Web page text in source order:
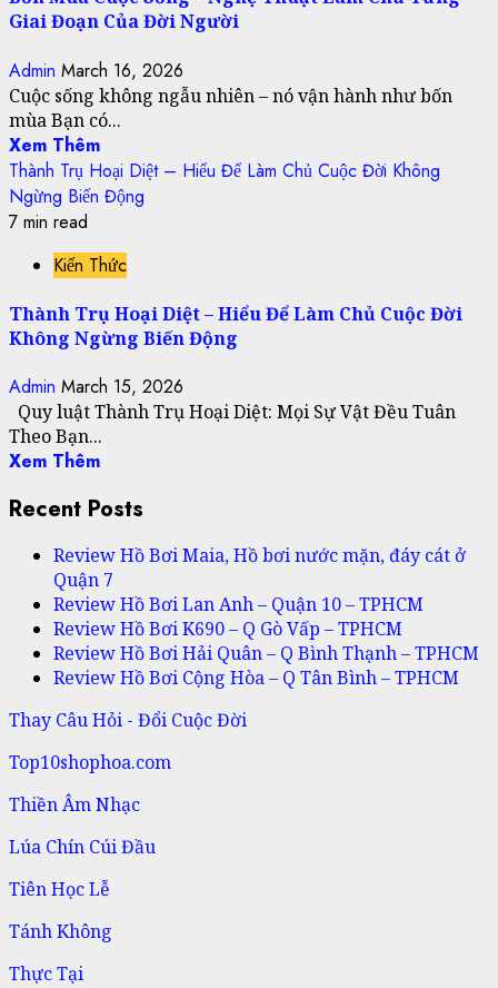
Giai Đoạn Của Đời Người
Admin March 16, 2026
Cuộc sống không ngẫu nhiên – nó vận hành như bốn
mùa Bạn có...
Xem Thêm
Thành Trụ Hoại Diệt – Hiểu Để Làm Chủ Cuộc Đời Không
Ngừng Biến Động
7 min read
Kiến Thức
Thành Trụ Hoại Diệt – Hiểu Để Làm Chủ Cuộc Đời
Không Ngừng Biến Động
Admin March 15, 2026
Quy luật Thành Trụ Hoại Diệt: Mọi Sự Vật Đều Tuân
Theo Bạn...
Xem Thêm
Recent Posts
Review Hồ Bơi Maia, Hồ bơi nước mặn, đáy cát ở
Quận 7
Review Hồ Bơi Lan Anh – Quận 10 – TPHCM
Review Hồ Bơi K690 – Q Gò Vấp – TPHCM
Review Hồ Bơi Hải Quân – Q Bình Thạnh – TPHCM
Review Hồ Bơi Cộng Hòa – Q Tân Bình – TPHCM
Thay Câu Hỏi - Đổi Cuộc Đời
Top10shophoa.com
Thiền Âm Nhạc
Lúa Chín Cúi Đầu
Tiên Học Lễ
Tánh Không
Thực Tại